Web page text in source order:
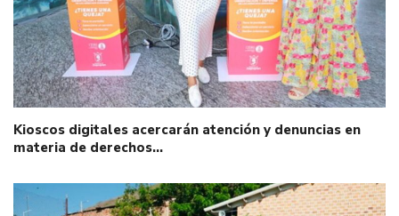
Kioscos digitales acercarán atención y denuncias en
materia de derechos…